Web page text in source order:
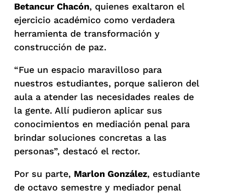
Betancur Chacón, quienes exaltaron el
ejercicio académico como verdadera
herramienta de transformación y
construcción de paz.
“Fue un espacio maravilloso para
nuestros estudiantes, porque salieron del
aula a atender las necesidades reales de
la gente. Allí pudieron aplicar sus
conocimientos en mediación penal para
brindar soluciones concretas a las
personas”, destacó el rector.
Por su parte, Marlon González, estudiante
de octavo semestre y mediador penal